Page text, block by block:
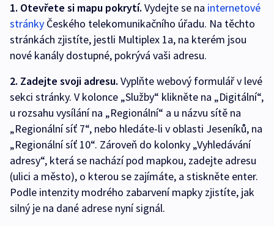
1. Otevřete si mapu pokrytí. Vydejte se na internetové
stránky Českého telekomunikačního úřadu. Na těchto
stránkách zjistíte, jestli Multiplex 1a, na kterém jsou
nové kanály dostupné, pokrývá vaši adresu.
2. Zadejte svoji adresu. Vyplňte webový formulář v levé
sekci stránky. V kolonce „Služby“ klikněte na „Digitální“,
u rozsahu vysílání na „Regionální“ a u názvu sítě na
„Regionální síť 7“, nebo hledáte-li v oblasti Jeseníků, na
„Regionální síť 10“. Zároveň do kolonky „Vyhledávání
adresy“, která se nachází pod mapkou, zadejte adresu
(ulici a město), o kterou se zajímáte, a stiskněte enter.
Podle intenzity modrého zabarvení mapky zjistíte, jak
silný je na dané adrese nyní signál.